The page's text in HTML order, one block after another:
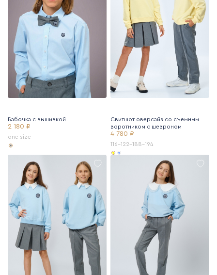
Бабочка с вышивкой
2 180 ₽
one size
Свитшот оверсайз со съемным
воротником с шевроном
4 780 ₽
116-122-188-194